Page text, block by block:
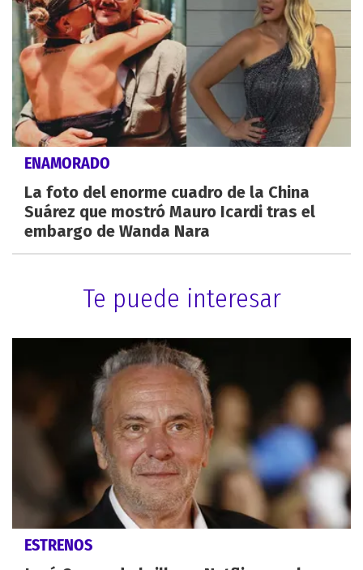
ENAMORADO
La foto del enorme cuadro de la China
Suárez que mostró Mauro Icardi tras el
embargo de Wanda Nara
Te puede interesar
ESTRENOS